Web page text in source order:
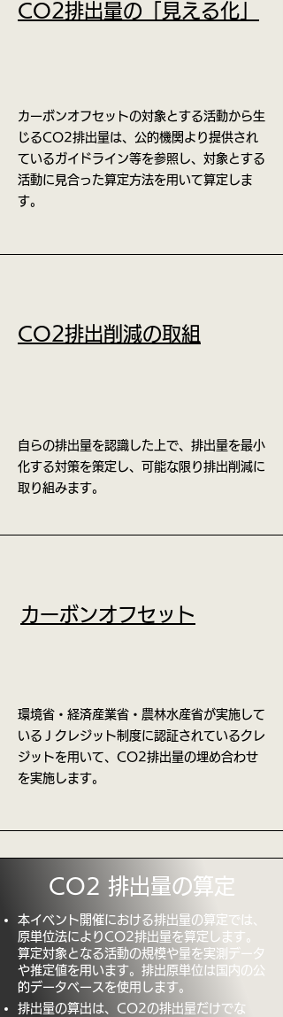
CO2排出量の「見える化」
カーボンオフセットの対象とする活動から生
じるCO2排出量は、公的機関より提供され
ているガイドライン等を参照し、対象とする
活動に見合った算定方法を用いて算定しま
す。
CO2排出削減の取組
自らの排出量を認識した上で、排出量を最小
化する対策を策定し、可能な限り排出削減に
取り組みます。
カーボンオフセット
環境省・経済産業省・農林水産省が実施して
いるＪクレジット制度に認証されているクレ
ジットを用いて、CO2排出量の埋め合わせ
を実施します。
CO2 排出量の算定
本イベント開催における排出量の算定では、
原単位法によりCO2排出量を算定します。
算定対象となる活動の規模や量を実測データ
や推定値を用います。排出原単位は国内の公
的データベースを使用します。
排出量の算出は、CO2の排出量だけでな